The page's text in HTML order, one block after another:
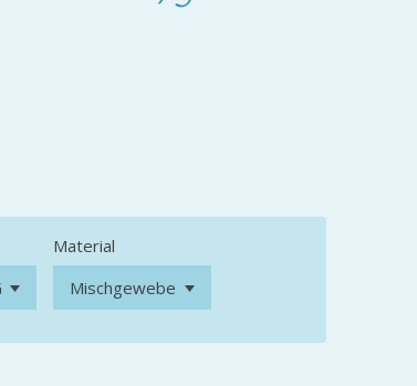
Material